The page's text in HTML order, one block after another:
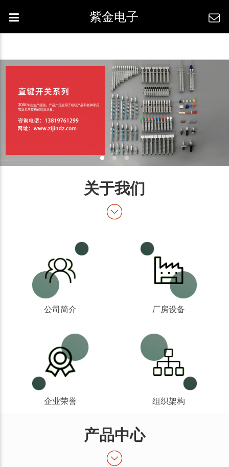
紫金电子
关于我们
公司简介 厂房设备
企业荣誉 组织架构
产品中心